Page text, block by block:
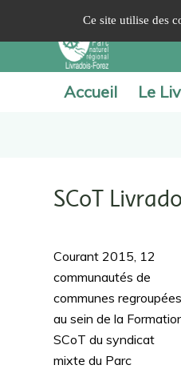
Accueil Le
SCoT
Courant 2015, 12
communautés de
communes regroupées
au sein de la
SCoT du syndicat
mixte du Parc
Ce site utilise des